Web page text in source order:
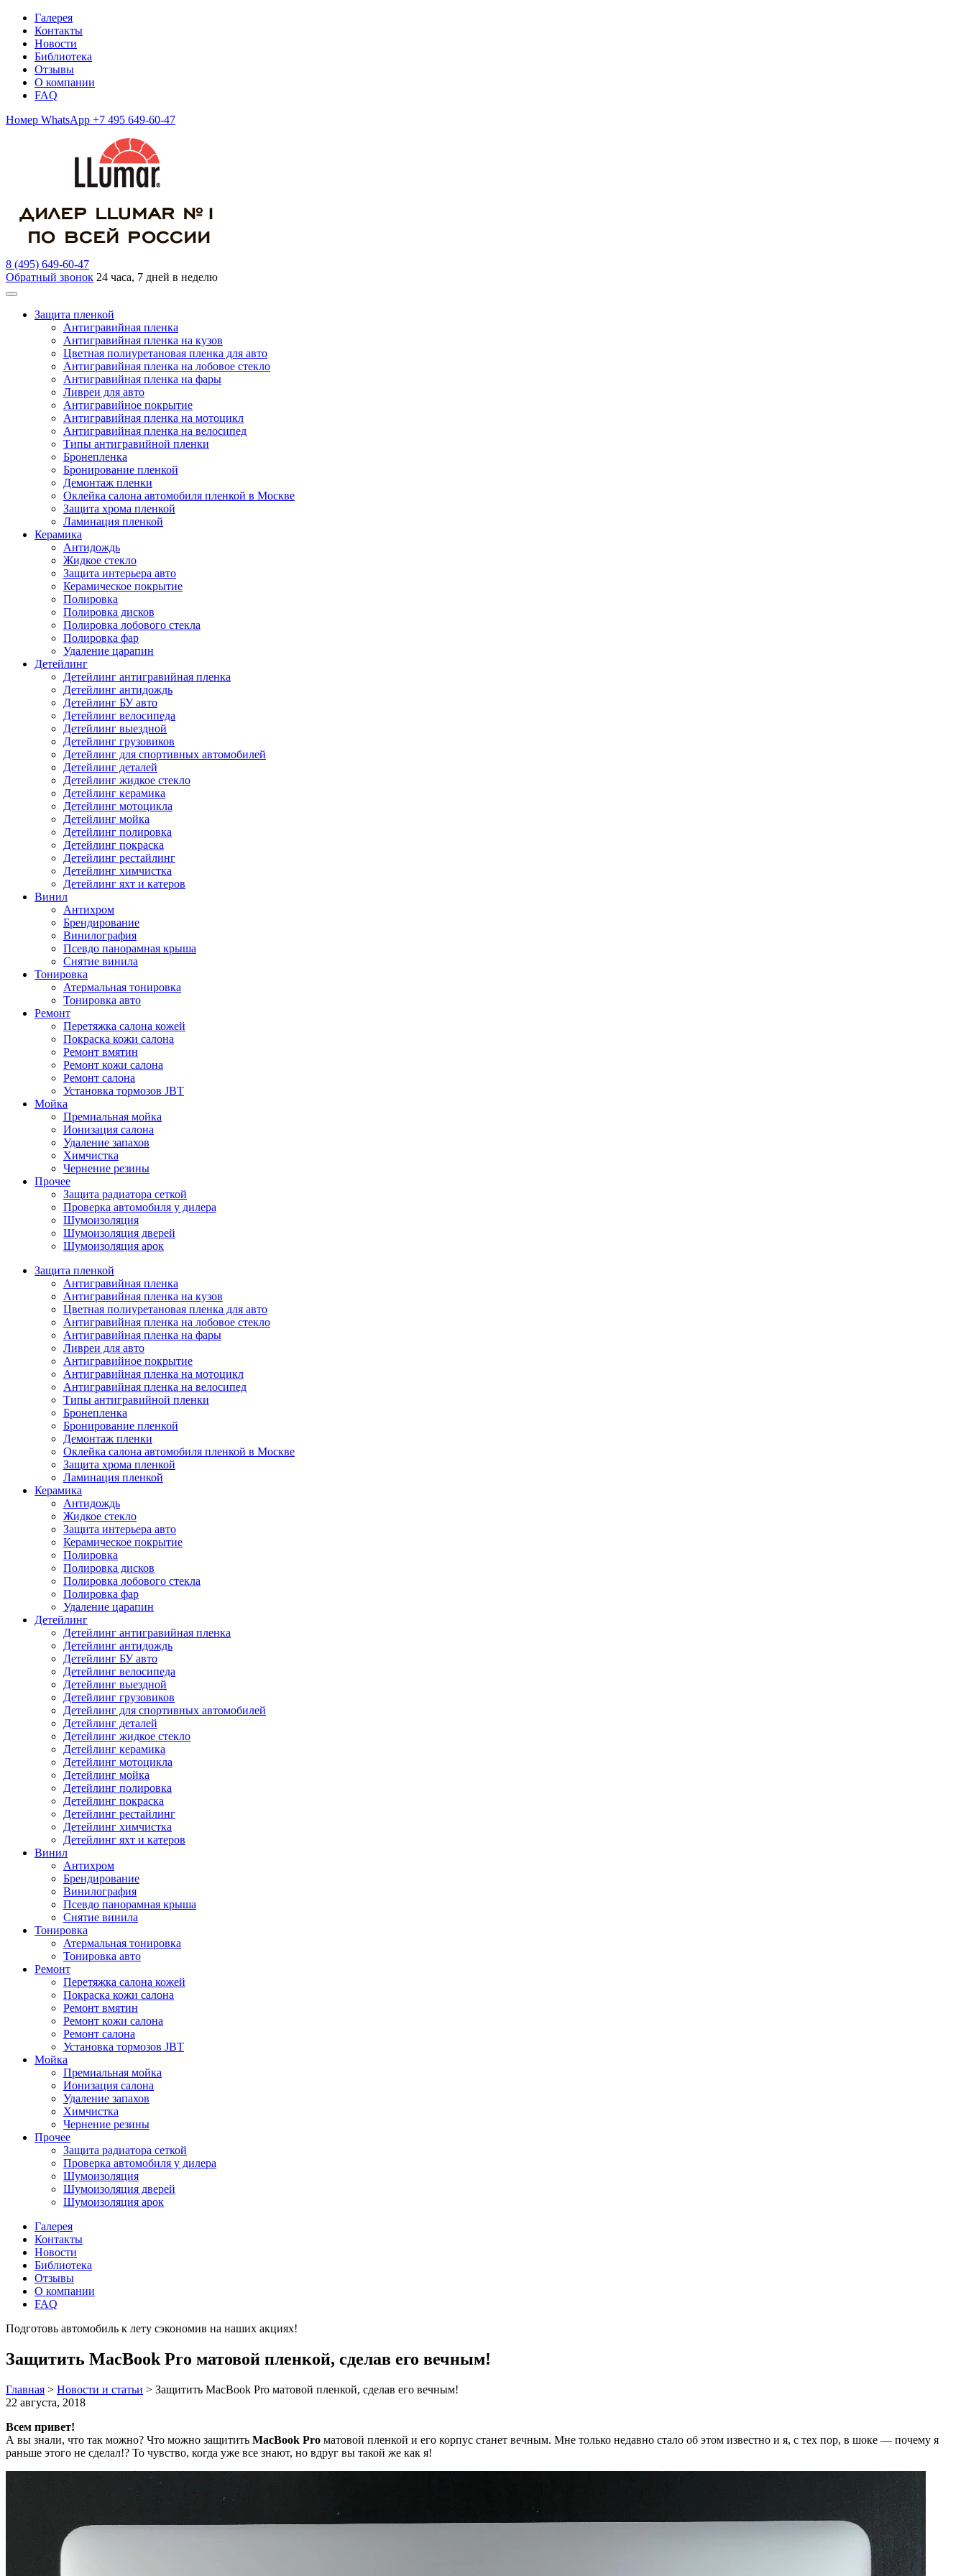
Галерея
Контакты
Новости
Библиотека
Отзывы
О компании
FAQ
Номер WhatsApp +7 495 649-60-47
8 (495) 649-60-47
Обратный звонок 24 часа, 7 дней в неделю
Защита пленкой
Антигравийная пленка
Антигравийная пленка на кузов
Цветная полиуретановая пленка для авто
Антигравийная пленка на лобовое стекло
Антигравийная пленка на фары
Ливреи для авто
Антигравийное покрытие
Антигравийная пленка на мотоцикл
Антигравийная пленка на велосипед
Типы антигравийной пленки
Бронепленка
Бронирование пленкой
Демонтаж пленки
Оклейка салона автомобиля пленкой в Москве
Защита хрома пленкой
Ламинация пленкой
Керамика
Антидождь
Жидкое стекло
Защита интерьера авто
Керамическое покрытие
Полировка
Полировка дисков
Полировка лобового стекла
Полировка фар
Удаление царапин
Детейлинг
Детейлинг антигравийная пленка
Детейлинг антидождь
Детейлинг БУ авто
Детейлинг велосипеда
Детейлинг выездной
Детейлинг грузовиков
Детейлинг для спортивных автомобилей
Детейлинг деталей
Детейлинг жидкое стекло
Детейлинг керамика
Детейлинг мотоцикла
Детейлинг мойка
Детейлинг полировка
Детейлинг покраска
Детейлинг рестайлинг
Детейлинг химчистка
Детейлинг яхт и катеров
Винил
Антихром
Брендирование
Винилография
Псевдо панорамная крыша
Снятие винила
Тонировка
Атермальная тонировка
Тонировка авто
Ремонт
Перетяжка салона кожей
Покраска кожи салона
Ремонт вмятин
Ремонт кожи салона
Ремонт салона
Установка тормозов JBT
Мойка
Премиальная мойка
Ионизация салона
Удаление запахов
Химчистка
Чернение резины
Прочее
Защита радиатора сеткой
Проверка автомобиля у дилера
Шумоизоляция
Шумоизоляция дверей
Шумоизоляция арок
Защита пленкой
Антигравийная пленка
Антигравийная пленка на кузов
Цветная полиуретановая пленка для авто
Антигравийная пленка на лобовое стекло
Антигравийная пленка на фары
Ливреи для авто
Антигравийное покрытие
Антигравийная пленка на мотоцикл
Антигравийная пленка на велосипед
Типы антигравийной пленки
Бронепленка
Бронирование пленкой
Демонтаж пленки
Оклейка салона автомобиля пленкой в Москве
Защита хрома пленкой
Ламинация пленкой
Керамика
Антидождь
Жидкое стекло
Защита интерьера авто
Керамическое покрытие
Полировка
Полировка дисков
Полировка лобового стекла
Полировка фар
Удаление царапин
Детейлинг
Детейлинг антигравийная пленка
Детейлинг антидождь
Детейлинг БУ авто
Детейлинг велосипеда
Детейлинг выездной
Детейлинг грузовиков
Детейлинг для спортивных автомобилей
Детейлинг деталей
Детейлинг жидкое стекло
Детейлинг керамика
Детейлинг мотоцикла
Детейлинг мойка
Детейлинг полировка
Детейлинг покраска
Детейлинг рестайлинг
Детейлинг химчистка
Детейлинг яхт и катеров
Винил
Антихром
Брендирование
Винилография
Псевдо панорамная крыша
Снятие винила
Тонировка
Атермальная тонировка
Тонировка авто
Ремонт
Перетяжка салона кожей
Покраска кожи салона
Ремонт вмятин
Ремонт кожи салона
Ремонт салона
Установка тормозов JBT
Мойка
Премиальная мойка
Ионизация салона
Удаление запахов
Химчистка
Чернение резины
Прочее
Защита радиатора сеткой
Проверка автомобиля у дилера
Шумоизоляция
Шумоизоляция дверей
Шумоизоляция арок
Галерея
Контакты
Новости
Библиотека
Отзывы
О компании
FAQ
Подготовь автомобиль к лету сэкономив на наших акциях!
Защитить MacBook Pro матовой пленкой, сделав его вечным!
Главная > Новости и статьи > Защитить MacBook Pro матовой пленкой, сделав его вечным!
22 августа, 2018
Всем привет!
А вы знали, что так можно? Что можно защитить MacBook Pro матовой пленкой и его корпус станет вечным. Мне только недавно стало об этом известно и я, с тех пор, в шоке — почему я
раньше этого не сделал!? То чувство, когда уже все знают, но вдруг вы такой же как я!